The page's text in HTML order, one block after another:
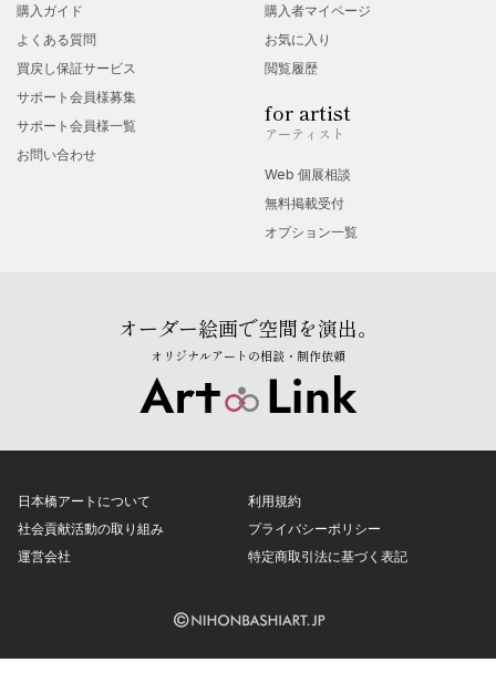
購入ガイド
よくある質問
買戻し保証サービス
サポート会員様募集
サポート会員様一覧
お問い合わせ
購入者マイページ
お気に入り
閲覧履歴
for artist
アーティスト
Web 個展相談
無料掲載受付
オプション一覧
オーダー絵画で空間を演出。
オリジナルアートの相談・制作依頼
日本橋アートについて
社会貢献活動の取り組み
運営会社
利用規約
プライバシーポリシー
特定商取引法に基づく表記